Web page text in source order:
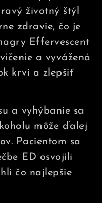
životný štýl
zdravie, čo je
Effervescent
a vyvážená
krvi a zlepšiť
a vyhýbanie sa
môže ďalej
Pacientom sa
ED osvojili
čo najlepšie